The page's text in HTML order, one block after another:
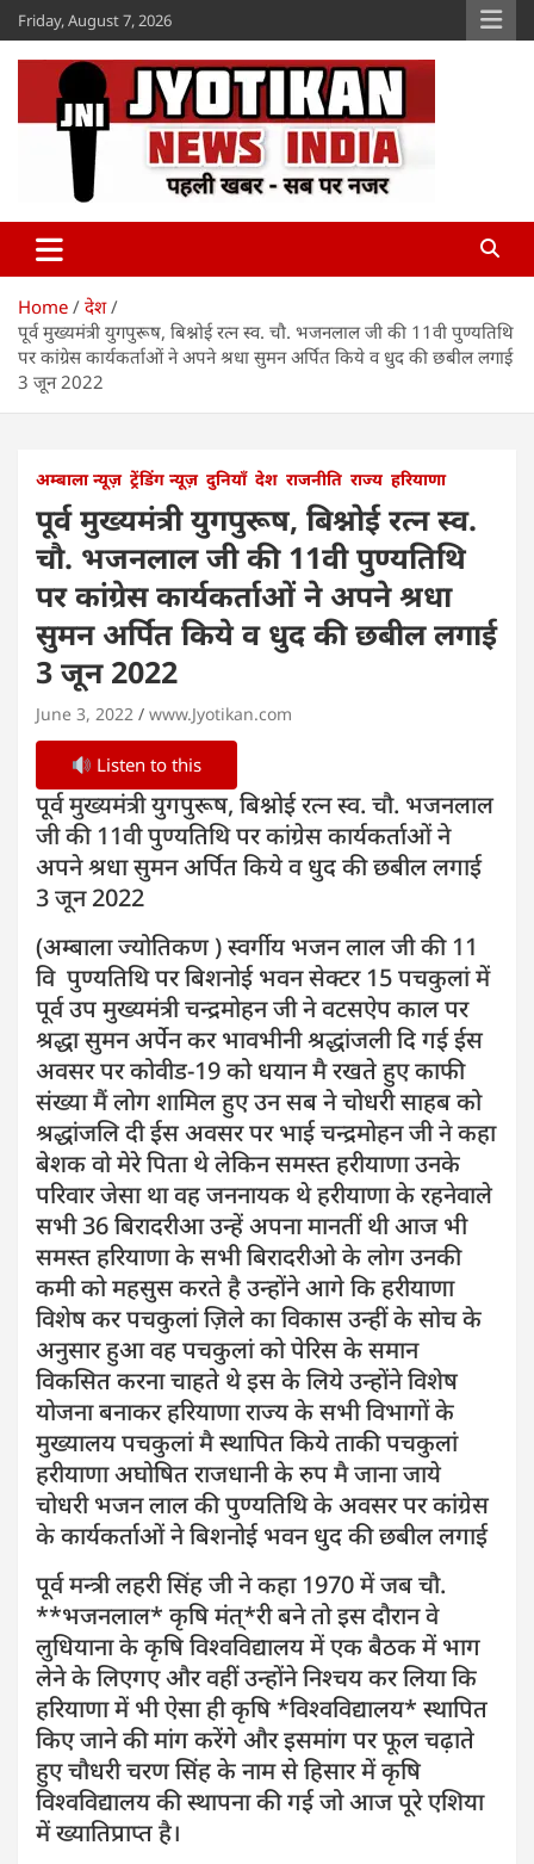
Skip
to
content
Friday, August 7, 2026
Jyotikan
Home
देश
पूर्व मुख्यमंत्री युगपुरूष, बिश्नोई रत्न स्व. चौ. भजनलाल जी की 11वी पुण्यतिथि
पर कांग्रेस कार्यकर्ताओं ने अपने श्रधा सुमन अर्पित किये व धुद की छबील लगाई
3 जून 2022
अम्बाला न्यूज़ ट्रेंडिंग न्यूज़ दुनियाँ देश राजनीति राज्य हरियाणा
पूर्व मुख्यमंत्री युगपुरूष, बिश्नोई रत्न स्व.
चौ. भजनलाल जी की 11वी पुण्यतिथि
पर कांग्रेस कार्यकर्ताओं ने अपने श्रधा
सुमन अर्पित किये व धुद की छबील लगाई
3 जून 2022
June 3, 2022 www.Jyotikan.com
Listen to this
पूर्व मुख्यमंत्री युगपुरूष, बिश्नोई रत्न स्व. चौ. भजनलाल
जी की 11वी पुण्यतिथि पर कांग्रेस कार्यकर्ताओं ने
अपने श्रधा सुमन अर्पित किये व धुद की छबील लगाई
3 जून 2022
(अम्बाला ज्योतिकण ) स्वर्गीय भजन लाल जी की 11
वि पुण्यतिथि पर बिशनोई भवन सेक्टर 15 पचकुलां में
पूर्व उप मुख्यमंत्री चन्द्रमोहन जी ने वटसऐप काल पर
श्रद्धा सुमन अर्पेन कर भावभीनी श्रद्धांजली दि गई ईस
अवसर पर कोवीड-19 को धयान मै रखते हुए काफी
संख्या मैं लोग शामिल हुए उन सब ने चोधरी साहब को
श्रद्धांजलि दी ईस अवसर पर भाई चन्द्रमोहन जी ने कहा
बेशक वो मेरे पिता थे लेकिन समस्त हरीयाणा उनके
परिवार जेसा था वह जननायक थे हरीयाणा के रहनेवाले
सभी 36 बिरादरीआ उन्हें अपना मानतीं थी आज भी
समस्त हरियाणा के सभी बिरादरीओ के लोग उनकी
कमी को महसुस करते है उन्होंने आगे कि हरीयाणा
विशेष कर पचकुलां ज़िले का विकास उन्हीं के सोच के
अनुसार हुआ वह पचकुलां को पेरिस के समान
विकसित करना चाहते थे इस के लिये उन्होंने विशेष
योजना बनाकर हरियाणा राज्य के सभी विभागों के
मुख्यालय पचकुलां मै स्थापित किये ताकी पचकुलां
हरीयाणा अघोषित राजधानी के रुप मै जाना जाये
चोधरी भजन लाल की पुण्यतिथि के अवसर पर कांग्रेस
के कार्यकर्ताओं ने बिशनोई भवन धुद की छबील लगाई
पूर्व मन्त्री लहरी सिंह जी ने कहा 1970 में जब चौ.
**भजनलाल* कृषि मंत्*री बने तो इस दौरान वे
लुधियाना के कृषि विश्वविद्यालय में एक बैठक में भाग
लेने के लिएगए और वहीं उन्होंने निश्चय कर लिया कि
हरियाणा में भी ऐसा ही कृषि *विश्वविद्यालय* स्थापित
किए जाने की मांग करेंगे और इसमांग पर फूल चढ़ाते
हुए चौधरी चरण सिंह के नाम से हिसार में कृषि
विश्वविद्यालय की स्थापना की गई जो आज पूरे एशिया
में ख्यातिप्राप्त है।